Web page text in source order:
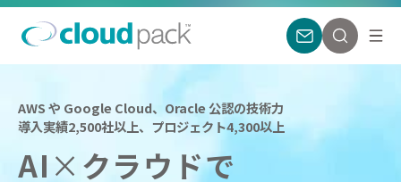
AWS や Google Cloud、Oracle 公認の技術力
導入実績2,500社以上、プロジェクト4,300以上
AI × クラウドで